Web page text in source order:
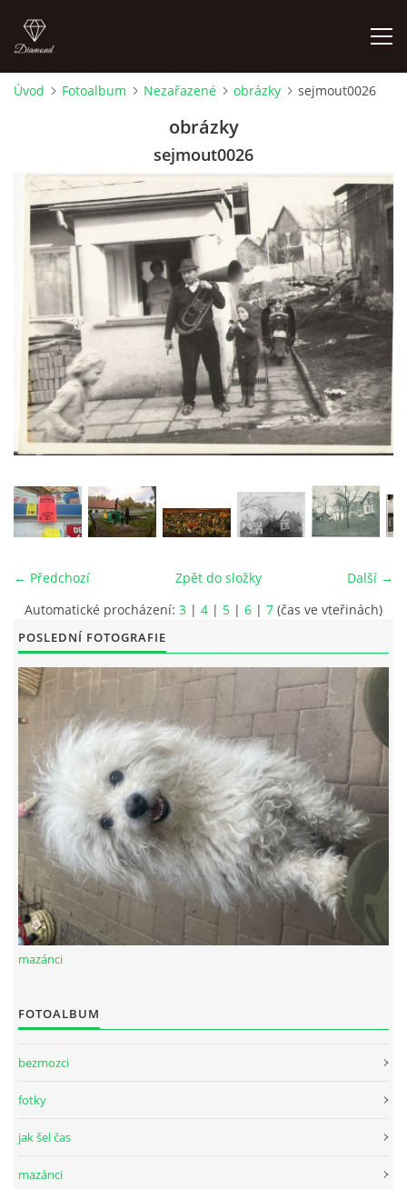
Pepouch
+420605716650
pepouch@seznam.cz
© 2026 eStránky.cz |RSS Aktualizováno: 26. 6. 2026|Nahoru ↑
Úvod Fotoalbum Nezařazené obrázky sejmout0026
obrázky
sejmout0026
← Předchozí Další →
Zpět do složky
Automatické procházení: 3 | 4 | 5 | 6 | 7 (čas ve vteřinách)
POSLEDNÍ FOTOGRAFIE
mazánci
FOTOALBUM
bezmozci
fotky
jak šel čas
mazánci